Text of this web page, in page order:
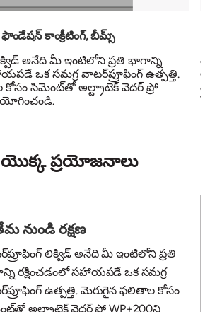
ఫౌండేషన్ కాంక్రీటింగ్, బీమ్స్
అనేది మీ ఇంటిలోని ప్రతి భాగాన్ని
ఒక సమగ్ర వాటర్‌ప్రూఫింగ్ ఉత్పత్తి.
సిమెంట్‌తో అల్ట్రాటెక్ వెదర్ ప్రో
యొక్క ప్రయోజనాలు
నుండి రక్షణ
లిక్విడ్ అనేది మీ ఇంటిలోని ప్రతి
రక్షించడంలో సహాయపడే ఒక సమగ్ర
ఉత్పత్తి. మెరుగైన ఫలితాల కోసం
అల్ట్రాటెక్ వెదర్ ప్రో WP+200ని